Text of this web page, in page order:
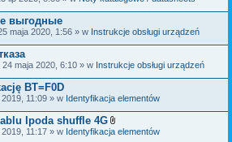
z
n
i
i
ł
c
z
i
выгодные
maja 2020, 1:56 » w Instrukcje obsługi urządzeń
24 maja 2020, 6:10 » w Instrukcje obsługi urządzeń
BT=F0D
11:09 » w Identyfikacja elementów
Ipoda shuffle 4G
Z
11:17 » w Identyfikacja elementów